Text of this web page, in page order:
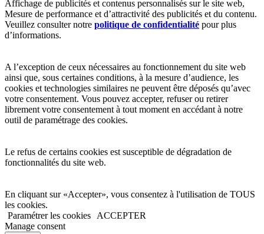
Affichage de publicités et contenus personnalisés sur le site web,
Mesure de performance et d’attractivité des publicités et du contenu.
Veuillez consulter notre politique de confidentialité pour plus
d’informations.
A l’exception de ceux nécessaires au fonctionnement du site web
ainsi que, sous certaines conditions, à la mesure d’audience, les
cookies et technologies similaires ne peuvent être déposés qu’avec
votre consentement. Vous pouvez accepter, refuser ou retirer
librement votre consentement à tout moment en accédant à notre
outil de paramétrage des cookies.
Le refus de certains cookies est susceptible de dégradation de
fonctionnalités du site web.
En cliquant sur «Accepter», vous consentez à l'utilisation de TOUS
les cookies.
Paramétrer les cookies
ACCEPTER
Manage consent